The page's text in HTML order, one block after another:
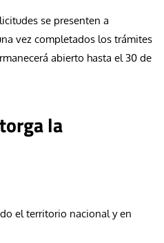
se presenten a
vez completados los trámites
abierto hasta el 30 de
la
el territorio nacional y en